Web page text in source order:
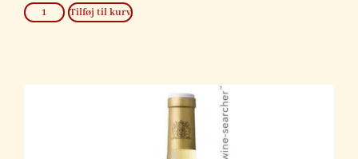
Tilføj til kurv